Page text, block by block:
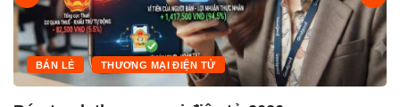
BÁN LẺ THƯƠNG MẠI ĐIỆN TỬ